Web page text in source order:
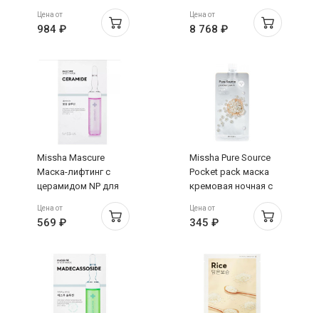
пролонгированным
анти-эйдж
эффектом 30г
Цена от
984 ₽
лифтинга и сияния
лица 50мл
Цена от
8 768 ₽
Missha Mascure
Маска-лифтинг с
церамидом NP для
ослабленной и сухой
кожи 28мл
Цена от
569 ₽
Missha Pure Source
Pocket pack маска
кремовая ночная с
экстрактом жемчуга
10мл
Цена от
345 ₽